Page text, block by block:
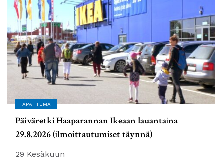
TAPAHTUMAT
Päiväretki Haaparannan Ikeaan lauantaina
29.8.2026 (ilmoittautumiset täynnä)
29 Kesäkuun